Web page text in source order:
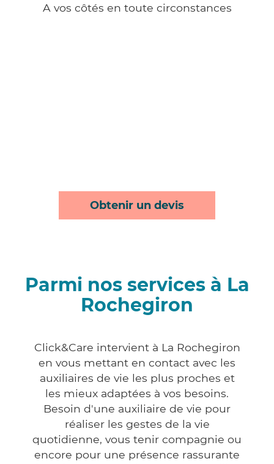
A vos côtés en toute circonstances
Obtenir un devis
Parmi nos services à La
Rochegiron
Click&Care intervient à La Rochegiron
en vous mettant en contact avec les
auxiliaires de vie les plus proches et
les mieux adaptées à vos besoins.
Besoin d'une auxiliaire de vie pour
réaliser les gestes de la vie
quotidienne, vous tenir compagnie ou
encore pour une présence rassurante